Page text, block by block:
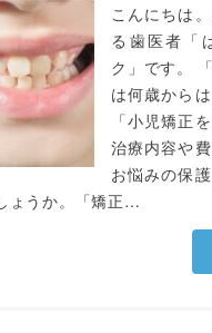
こんにちは
る歯医者「
ク」です。
は何歳から
「小児矯正
治療内容や
お悩みの保
ょうか。「矯正…